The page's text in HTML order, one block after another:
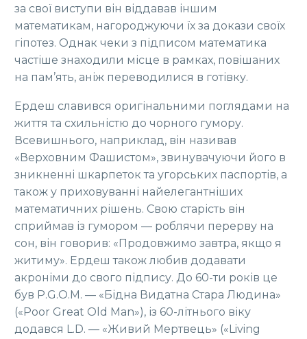
за свої виступи він віддавав іншим
математикам, нагороджуючи їх за докази своїх
гіпотез. Однак чеки з підписом математика
частіше знаходили місце в рамках, повішаних
на пам’ять, аніж переводилися в готівку.
Ердеш славився оригінальними поглядами на
життя та схильністю до чорного гумору.
Всевишнього, наприклад, він називав
«Верховним Фашистом», звинувачуючи його в
зникненні шкарпеток та угорських паспортів, а
також у приховуванні найелегантніших
математичних рішень. Свою старість він
сприймав із гумором — роблячи перерву на
сон, він говорив: «Продовжимо завтра, якщо я
житиму». Ердеш також любив додавати
акроніми до свого підпису. До 60-ти років це
був P.G.O.M. — «Бідна Видатна Стара Людина»
(«Poor Great Old Man»), із 60-літнього віку
додався L.D. — «Живий Мертвець» («Living